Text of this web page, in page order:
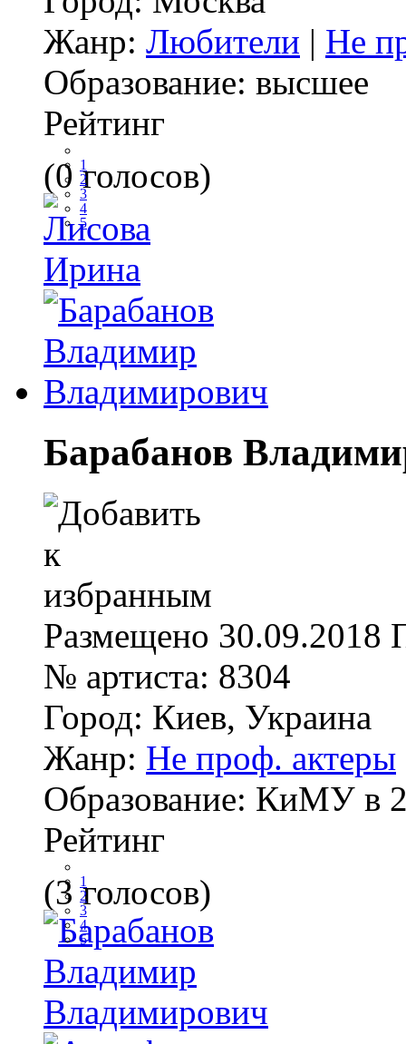
Жанр: Любители | Не
Образование: высшее
Рейтинг
1
2
3
4
5
(0 голосов)
Барабанов
Размещено 30.09.2018
№ артиста: 8304
Город: Киев, Украина
Жанр: Не проф. актеры
Образование: КиМУ в
Рейтинг
1
2
3
4
5
(3 голосов)